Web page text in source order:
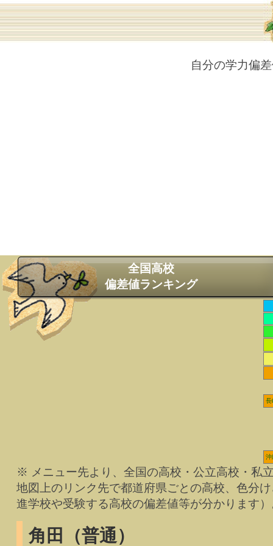
自分の学力偏
全国高校
偏差値ランキング
長
沖
※ メニュー先より、全国の高校・公立高校・私
地図上のリンク先で都道府県ごとの高校、色分
進学校や受験する高校の偏差値等が分かります
角田（普通）